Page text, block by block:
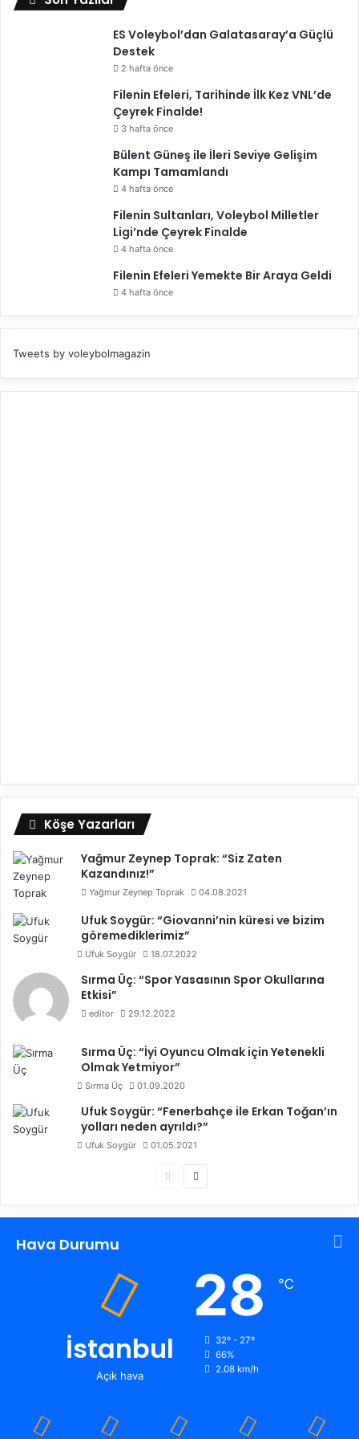
ES Voleybol’dan Galatasaray’a Güçlü
Destek
2 hafta önce
Filenin Efeleri, Tarihinde İlk Kez VNL’de
Çeyrek Finalde!
3 hafta önce
Bülent Güneş ile İleri Seviye Gelişim
Kampı Tamamlandı
4 hafta önce
Filenin Sultanları, Voleybol Milletler
Ligi’nde Çeyrek Finalde
4 hafta önce
Filenin Efeleri Yemekte Bir Araya Geldi
4 hafta önce
Tweets by voleybolmagazin
Köşe Yazarları
Yağmur Zeynep Toprak: “Siz Zaten
Kazandınız!”
Yağmur Zeynep Toprak 04.08.2021
Ufuk Soygür: “Giovanni’nin küresi ve bizim
göremediklerimiz”
Ufuk Soygür 18.07.2022
Sırma Üç: “Spor Yasasının Spor Okullarına
Etkisi”
editor 29.12.2022
Sırma Üç: “İyi Oyuncu Olmak için Yetenekli
Olmak Yetmiyor”
Sırma Üç 01.09.2020
Ufuk Soygür: “Fenerbahçe ile Erkan Toğan’ın
yolları neden ayrıldı?”
Ufuk Soygür 01.05.2021
c
y
n
k
i
Hava Durumu
İstanbul
Açık hava
28 ℃
32º - 27º
66%
2.08 km/h